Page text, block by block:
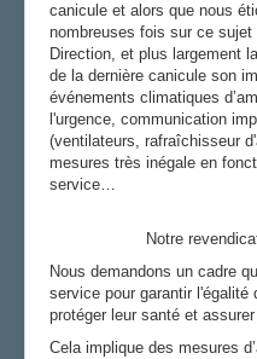
canicule et alors que nous
nombreuses fois sur ce
Direction, et plus largement
de la dernière canicule son
événements climatiques
l'urgence, communication
(ventilateurs, rafraîchisseur
mesures très inégale en
service…
Notre
Nous demandons un cadre
service pour garantir l'égalité
protéger leur santé et
Cela implique des mesures